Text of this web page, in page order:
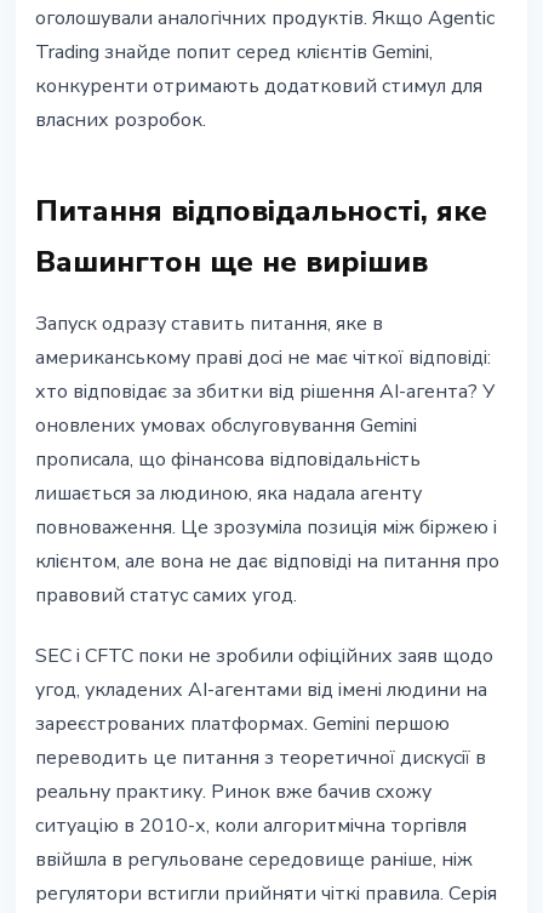
оголошували аналогічних продуктів. Якщо Agentic
Trading знайде попит серед клієнтів Gemini,
конкуренти отримають додатковий стимул для
власних розробок.
Питання відповідальності, яке
Вашингтон ще не вирішив
Запуск одразу ставить питання, яке в
американському праві досі не має чіткої відповіді:
хто відповідає за збитки від рішення AI-агента? У
оновлених умовах обслуговування Gemini
прописала, що фінансова відповідальність
лишається за людиною, яка надала агенту
повноваження. Це зрозуміла позиція між біржею і
клієнтом, але вона не дає відповіді на питання про
правовий статус самих угод.
SEC і CFTC поки не зробили офіційних заяв щодо
угод, укладених AI-агентами від імені людини на
зареєстрованих платформах. Gemini першою
переводить це питання з теоретичної дискусії в
реальну практику. Ринок вже бачив схожу
ситуацію в 2010-х, коли алгоритмічна торгівля
ввійшла в регульоване середовище раніше, ніж
регулятори встигли прийняти чіткі правила. Серія